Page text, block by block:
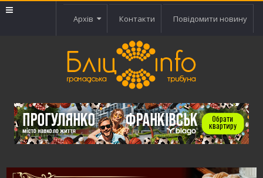
Архів Контакти Повідомити новину